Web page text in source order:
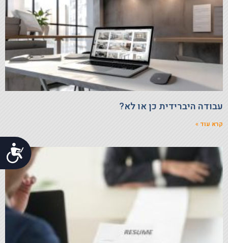
עבודה היברידית כן או לא?
קרא עוד »